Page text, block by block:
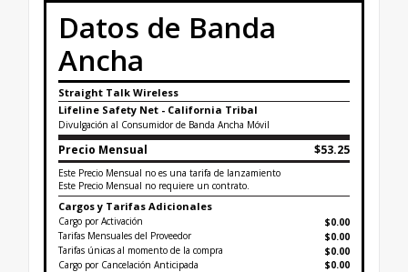
Datos de Banda
Ancha
Straight Talk Wireless
Lifeline Safety Net - California Tribal
Divulgación al Consumidor de Banda Ancha Móvil
Precio Mensual $53.25
Este Precio Mensual no es una tarifa de lanzamiento
Este Precio Mensual no requiere un contrato.
Cargos y Tarifas Adicionales
Cargo por Activación
$0.00
Tarifas Mensuales del Proveedor
$0.00
Tarifas únicas al momento de la compra
$0.00
Cargo por Cancelación Anticipada
$0.00